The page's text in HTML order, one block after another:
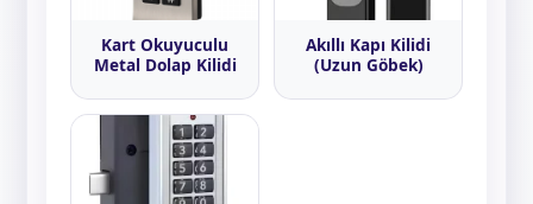
Kart Okuyuculu
Metal Dolap Kilidi
Akıllı Kapı Kilidi
(Uzun Göbek)